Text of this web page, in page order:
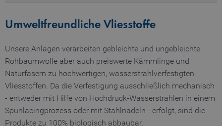
Umweltfreundliche Vliesstoffe
Unsere Anlagen verarbeiten gebleichte und ungebleichte
Rohbaumwolle aber auch preiswerte Kämmlinge und
Naturfasern zu hochwertigen, wasserstrahlverfestigten
Vliesstoffen. Da die Verfestigung ausschließlich mechanisch
- entweder mit Hilfe von Hochdruck-Wasserstrahlen in einem
Spunlacingprozess oder mit Stahlnadeln - erfolgt, sind die
Produkte zu 100% biologisch abbaubar.